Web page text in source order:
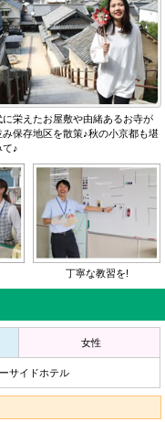
に栄えたお屋敷や由緒あるお寺が
み保存地区を散策♪秋の小京都も堪
て♪
丁寧な教習を!
女性
サイドホテル